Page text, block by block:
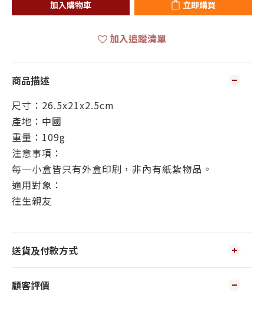
加入購物車 立即購買
加入追蹤清單
商品描述
尺寸：26.5x21x2.5cm
產地：中國
重量：109g
注意事項：
每一小盒皆只有外盒印刷，非內有紙紮物品。
適用對象：
往生親友
送貨及付款方式
顧客評價